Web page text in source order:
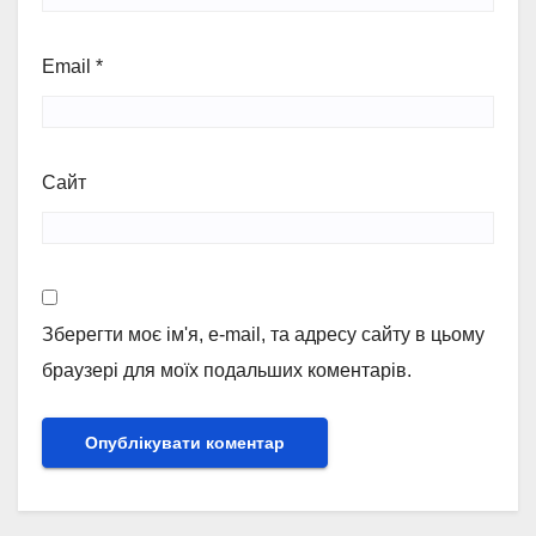
Email *
Сайт
Зберегти моє ім'я, e-mail, та адресу сайту в цьому
браузері для моїх подальших коментарів.